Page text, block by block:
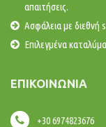
απαιτήσεις.
Ασφάλεια με διεθνή
Επιλεγμένα
ΕΠΙΚΟΙΝΩΝΊΑ
+30 6974823676